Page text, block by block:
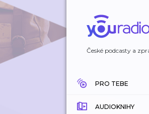
České podcasty a
PRO TEBE
AUDIOKNIHY